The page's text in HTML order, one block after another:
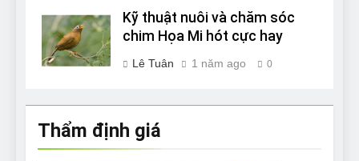
Kỹ thuật nuôi và chăm sóc
chim Họa Mi hót cực hay
Lê Tuân 1 năm ago 0
Thẩm định giá